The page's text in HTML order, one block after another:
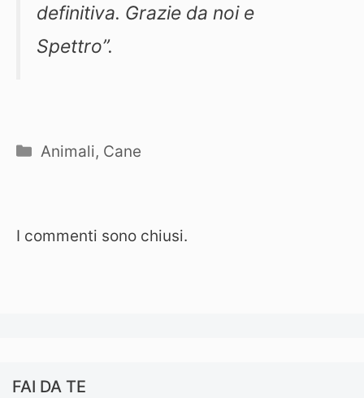
definitiva. Grazie da noi e
Spettro”.
Categorie
Animali, Cane
I commenti sono chiusi.
FAI DA TE